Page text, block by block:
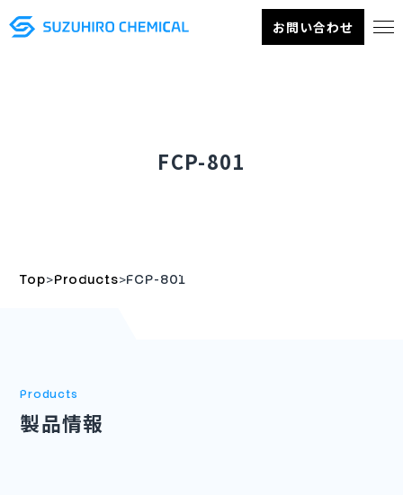
お問い合わせ
FCP-801
Top>Products>FCP-801
Products
製品情報